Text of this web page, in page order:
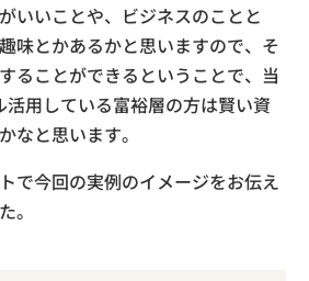
いいことや、ビジネスのことと
味とかあるかと思いますので、そ
ることができるということで、当
用している富裕層の方は賢い資
なと思います。
で今回の実例のイメージをお伝え
。